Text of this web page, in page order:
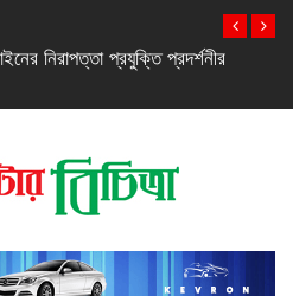
নতুন সি-সিরিজ স্মার্টফোন